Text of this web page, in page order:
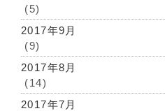
(5)
2017年9月
(9)
2017年8月
(14)
2017年7月